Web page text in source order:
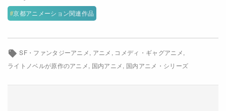
キャラクター原案・デザイン
主な出演者
京都アニメーション関連作品
SF・ファンタジーアニメ アニメ
コメディ・ギャグアニメ
ライトノベルが原作のアニメ 国内アニメ 国内アニメ・シリーズ